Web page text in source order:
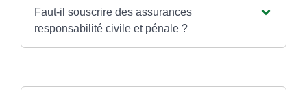
Faut-il souscrire des assurances
responsabilité civile et pénale ?